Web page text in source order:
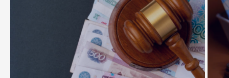
ОГРН: 1257700128630
Москва, Руновский переулок, 8с1